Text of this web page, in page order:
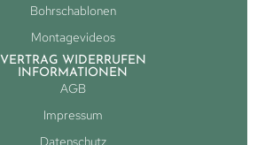
Bohrschablonen
Montagevideos
VERTRAG WIDERRUFEN
INFORMATIONEN
AGB
Impressum
Datenschutz